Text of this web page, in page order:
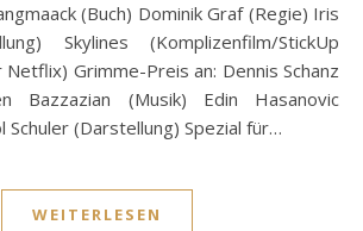
(Buch) Dominik Graf (Regie) Iris
Skylines (Komplizenfilm/StickUp
Grimme-Preis an: Dennis Schanz
Bazzazian (Musik) Edin Hasanovic
Schuler (Darstellung) Spezial für…
WEITERLESEN